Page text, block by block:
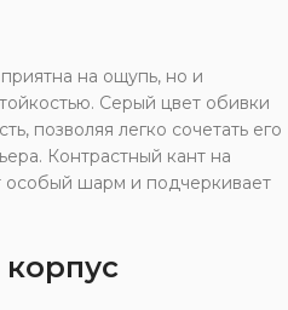
на ощупь, но и
Серый цвет обивки
позволяя легко сочетать его
Контрастный кант на
особый шарм и подчеркивает